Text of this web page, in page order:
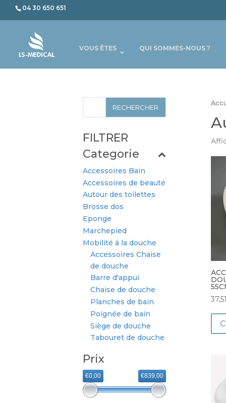
04 30 650 651
VOUS ÊTES QUI SOMMES-NOUS ?
FILTRER
Categorie
Accessoires Bain
Accessoires de beauté
Autour des toilettes
Brosse dos
Eponge
Marchepied
Mobilité à la douche
Accessoires Chaise
de douche
Barre d'appui
Chaise de douche
Planches de bain
Poignée de bain
Siège de douche
Tabouret de douche
Prix
€0,00 €839,00